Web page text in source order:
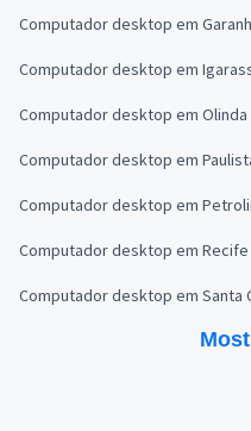
Computador desktop em
Computador desktop em
Computador desktop em Olinda
Computador desktop em
Computador desktop em
Computador desktop em Recife
Computador desktop em Santa